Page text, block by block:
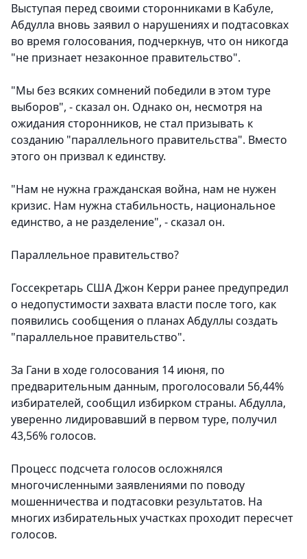
Выступая перед своими сторонниками в Кабуле,
Абдулла вновь заявил о нарушениях и подтасовках
во время голосования, подчеркнув, что он никогда
"не признает незаконное правительство".
"Мы без всяких сомнений победили в этом туре
выборов", - сказал он. Однако он, несмотря на
ожидания сторонников, не стал призывать к
созданию "параллельного правительства". Вместо
этого он призвал к единству.
"Нам не нужна гражданская война, нам не нужен
кризис. Нам нужна стабильность, национальное
единство, а не разделение", - сказал он.
Параллельное правительство?
Госсекретарь США Джон Керри ранее предупредил
о недопустимости захвата власти после того, как
появились сообщения о планах Абдуллы создать
"параллельное правительство".
За Гани в ходе голосования 14 июня, по
предварительным данным, проголосовали 56,44%
избирателей, сообщил избирком страны. Абдулла,
уверенно лидировавший в первом туре, получил
43,56% голосов.
Процесс подсчета голосов осложнялся
многочисленными заявлениями по поводу
мошенничества и подтасовки результатов. На
многих избирательных участках проходит пересчет
голосов.